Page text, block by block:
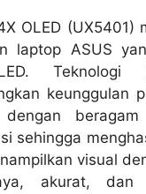
OLED (UX5401)
laptop ASUS
Teknologi
keunggulan
dengan
sehingga
visual
akurat, dan